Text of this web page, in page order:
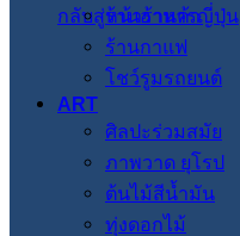
กลับสู่หน้าร้านค้า
ร้านอาหารญี่ปุ่น
ร้านกาแฟ
โชว์รูมรถยนต์
ART
ศิลปะร่วมสมัย
ภาพวาด ยุโรป
ต้นไม้สีน้ำมัน
ทุ่งดอกไม้